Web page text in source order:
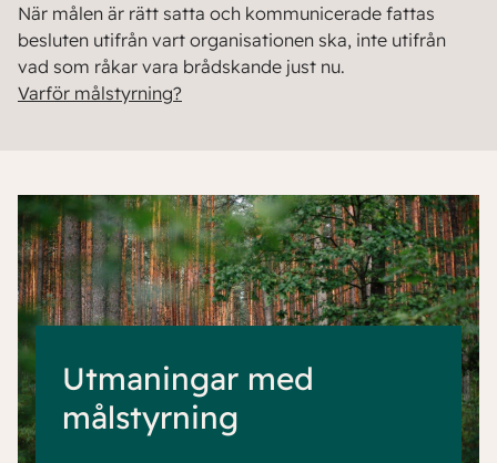
När målen är rätt satta och kommunicerade fattas
besluten utifrån vart organisationen ska, inte utifrån
vad som råkar vara brådskande just nu.
Varför målstyrning?
Utmaningar med
målstyrning